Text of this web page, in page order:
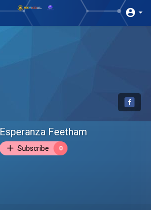
Esperanza Feetham
Subscribe 0